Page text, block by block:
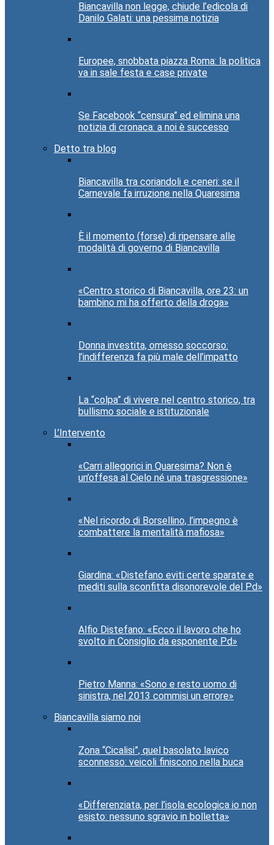
Biancavilla non legge, chiude l’edicola di
Danilo Galati: una pessima notizia
Europee, snobbata piazza Roma: la politica
va in sale festa e case private
Se Facebook “censura” ed elimina una
notizia di cronaca: a noi è successo
Detto tra blog
Biancavilla tra coriandoli e ceneri: se il
Carnevale fa irruzione nella Quaresima
È il momento (forse) di ripensare alle
modalità di governo di Biancavilla
«Centro storico di Biancavilla, ore 23: un
bambino mi ha offerto della droga»
Donna investita, omesso soccorso:
l’indifferenza fa più male dell’impatto
La “colpa” di vivere nel centro storico, tra
bullismo sociale e istituzionale
L’Intervento
«Carri allegorici in Quaresima? Non è
un’offesa al Cielo né una trasgressione»
«Nel ricordo di Borsellino, l’impegno è
combattere la mentalità mafiosa»
Giardina: «Distefano eviti certe sparate e
mediti sulla sconfitta disonorevole del Pd»
Alfio Distefano: «Ecco il lavoro che ho
svolto in Consiglio da esponente Pd»
Pietro Manna: «Sono e resto uomo di
sinistra, nel 2013 commisi un errore»
Biancavilla siamo noi
Zona “Cicalisi”, quel basolato lavico
sconnesso: veicoli finiscono nella buca
«Differenziata, per l’isola ecologica io non
esisto: nessuno sgravio in bolletta»